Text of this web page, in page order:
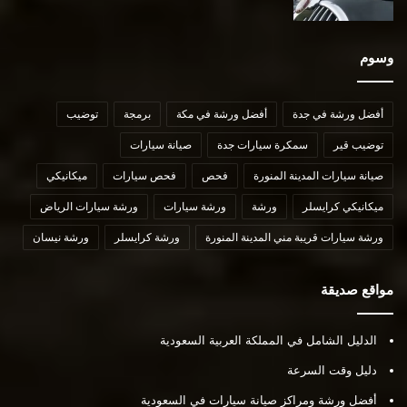
وسوم
أفضل ورشة في جدة أفضل ورشة في مكة برمجة توضيب
توضيب قير سمكرة سيارات جدة صيانة سيارات
صيانة سيارات المدينة المنورة فحص فحص سيارات ميكانيكي
ميكانيكي كرايسلر ورشة ورشة سيارات ورشة سيارات الرياض
ورشة سيارات قريبة مني المدينة المنورة ورشة كرايسلر ورشة نيسان
مواقع صديقة
الدليل الشامل في المملكة العربية السعودية
دليل وقت السرعة
أفضل ورشة ومراكز صيانة سيارات في السعودية